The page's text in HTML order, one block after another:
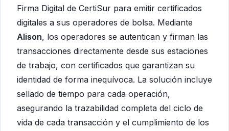
Firma Digital de CertiSur para emitir certificados
digitales a sus operadores de bolsa. Mediante
Alison, los operadores se autentican y firman las
transacciones directamente desde sus estaciones
de trabajo, con certificados que garantizan su
identidad de forma inequívoca. La solución incluye
sellado de tiempo para cada operación,
asegurando la trazabilidad completa del ciclo de
vida de cada transacción y el cumplimiento de los